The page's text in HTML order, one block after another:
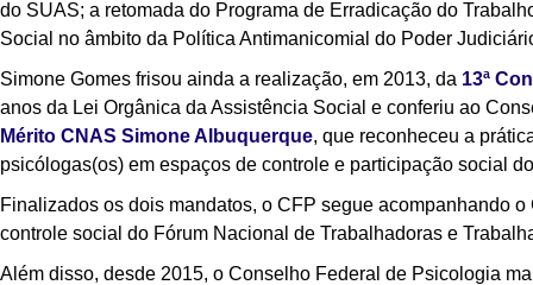
do SUAS; a retomada do Programa de Erradicação do
Social no âmbito da Política Antimanicomial do Poder
Simone Gomes frisou ainda a realização, em 2013, da 13ª
anos da Lei Orgânica da Assistência Social e conferiu ao
Mérito CNAS Simone Albuquerque, que reconheceu a
psicólogas(os) em espaços de controle e participação social
Finalizados os dois mandatos, o CFP segue acompanhando
controle social do Fórum Nacional de Trabalhadoras e
Além disso, desde 2015, o Conselho Federal de Psicologia